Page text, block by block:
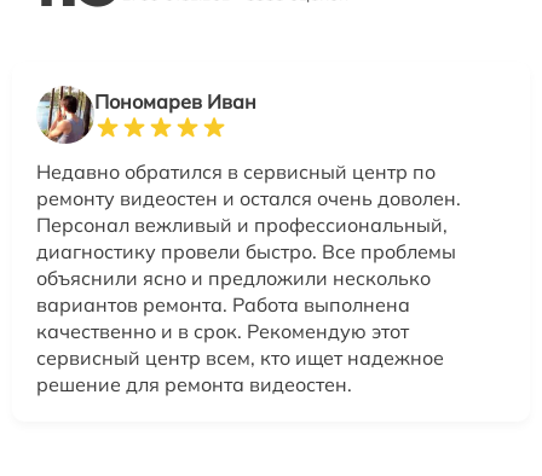
Пономарев Иван
Недавно обратился в сервисный центр по
ремонту видеостен и остался очень доволен.
Персонал вежливый и профессиональный,
диагностику провели быстро. Все проблемы
объяснили ясно и предложили несколько
вариантов ремонта. Работа выполнена
качественно и в срок. Рекомендую этот
сервисный центр всем, кто ищет надежное
решение для ремонта видеостен.